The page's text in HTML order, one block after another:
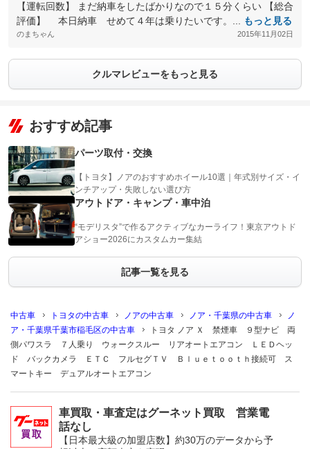
【運転回数】 まだ納車をしたばかりなので１５分くらい 【総合
評価】 本日納車 せめて４年は乗りたいです。...
もっと見る
のまちゃん 2015年11月02日
クルマレビューをもっと見る
おすすめ記事
パーツ取付・交換
【トヨタ】ノアのおすすめホイール10選｜年式別サイズ・イ
ンチアップ・失敗しない選び方
アウトドア・キャンプ・車中泊
“モデリスタ”で作るアクティブなカーライフ！東京アウトド
アショー2026にカスタムカー集結
記事一覧を見る
中古車 トヨタの中古車 ノアの中古車 ノア・千葉県の中古車
ノ
ア・千葉県千葉市稲毛区の中古車
トヨタ ノア Ｘ 禁煙車 ９型ナビ 両
側パワスラ ７人乗り ウォークスルー リアオートエアコン ＬＥＤヘッ
ド バックカメラ ＥＴＣ フルセグＴＶ Ｂｌｕｅｔｏｏｔｈ接続可 ス
マートキー デュアルオートエアコン
車買取・車査定はグーネット買取 営業電
話なし
【日本最大級の加盟店数】約30万のデータから予